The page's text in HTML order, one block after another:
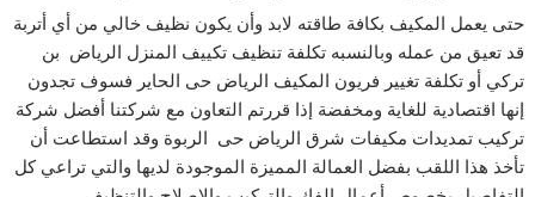
حتى يعمل المكيف بكافة طاقته لابد وأن يكون نظيف خالي من أي أتربة
قد تعيق من عمله وبالنسبه تكلفة تنظيف تكييف المنزل الرياض بن
تركي أو تكلفة تغيير فريون المكيف الرياض حى الحاير فسوف تجدون
إنها اقتصادية للغاية ومخفضة إذا قررتم التعاون مع شركتنا أفضل شركة
تركيب تمديدات مكيفات شرق الرياض حى الربوة وقد استطاعت أن
تأخذ هذا اللقب بفضل العمالة المميزة الموجودة لديها والتي تراعي كل